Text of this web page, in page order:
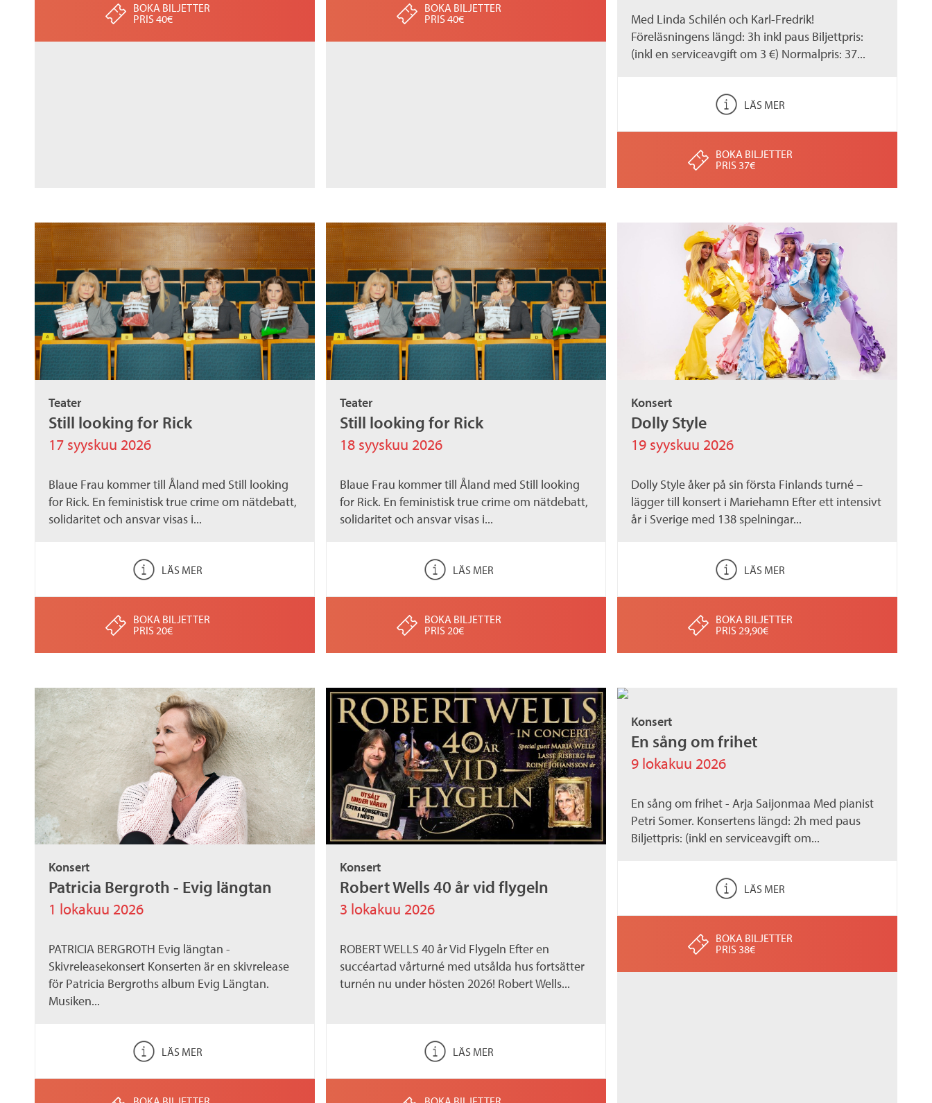
BOKA BILJETTER
PRIS 40€
BOKA BILJETTER
PRIS 40€
Med Linda Schilén och Karl-Fredrik!
Föreläsningens längd: 3h inkl paus Biljettpris:
(inkl en serviceavgift om 3 €) Normalpris: 37...
LÄS MER
BOKA BILJETTER
PRIS 37€
Teater
Still looking for Rick
17 syyskuu 2026
Blaue Frau kommer till Åland med Still looking
for Rick. En feministisk true crime om nätdebatt,
solidaritet och ansvar visas i...
LÄS MER
BOKA BILJETTER
PRIS 20€
Teater
Still looking for Rick
18 syyskuu 2026
Blaue Frau kommer till Åland med Still looking
for Rick. En feministisk true crime om nätdebatt,
solidaritet och ansvar visas i...
LÄS MER
BOKA BILJETTER
PRIS 20€
Konsert
Dolly Style
19 syyskuu 2026
Dolly Style åker på sin första Finlands turné –
lägger till konsert i Mariehamn Efter ett intensivt
år i Sverige med 138 spelningar...
LÄS MER
BOKA BILJETTER
PRIS 29,90€
Konsert
Patricia Bergroth - Evig längtan
1 lokakuu 2026
PATRICIA BERGROTH Evig längtan -
Skivreleasekonsert Konserten är en skivrelease
för Patricia Bergroths album Evig Längtan.
Musiken...
LÄS MER
Konsert
Robert Wells 40 år vid flygeln
3 lokakuu 2026
ROBERT WELLS 40 år Vid Flygeln Efter en
succéartad vårturné med utsålda hus fortsätter
turnén nu under hösten 2026! Robert Wells...
LÄS MER
Konsert
En sång om frihet
9 lokakuu 2026
En sång om frihet - Arja Saijonmaa Med pianist
Petri Somer. Konsertens längd: 2h med paus
Biljettpris: (inkl en serviceavgift om...
LÄS MER
BOKA BILJETTER
PRIS 38€